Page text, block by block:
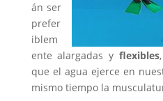
án ser
prefer
iblem
ente alargadas y flexibles
que el agua ejerce en
mismo tiempo la